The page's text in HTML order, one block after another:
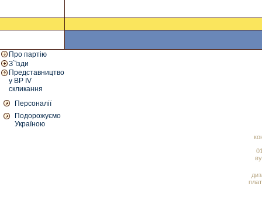
Про партію
З`їзди
Представництво
у ВР IV
скликання
Персоналії
Подорожуємо
Україною